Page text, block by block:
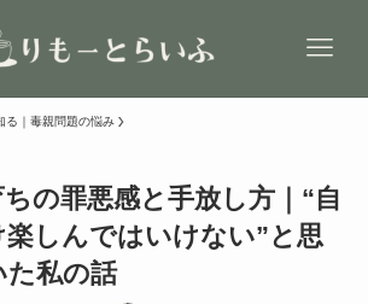
｜毒親問題の悩み
の罪悪感と手放し方｜“自
楽しんではいけない”と思
た私の話